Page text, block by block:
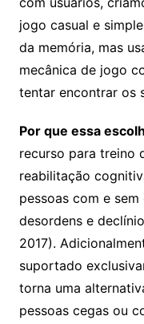
jogo casual e
da memória, mas
mecânica de jogo
tentar encontrar os
Por que essa
recurso para treino
reabilitação
pessoas com e
desordens e
2017).
suportado
torna uma
pessoas cegas ou